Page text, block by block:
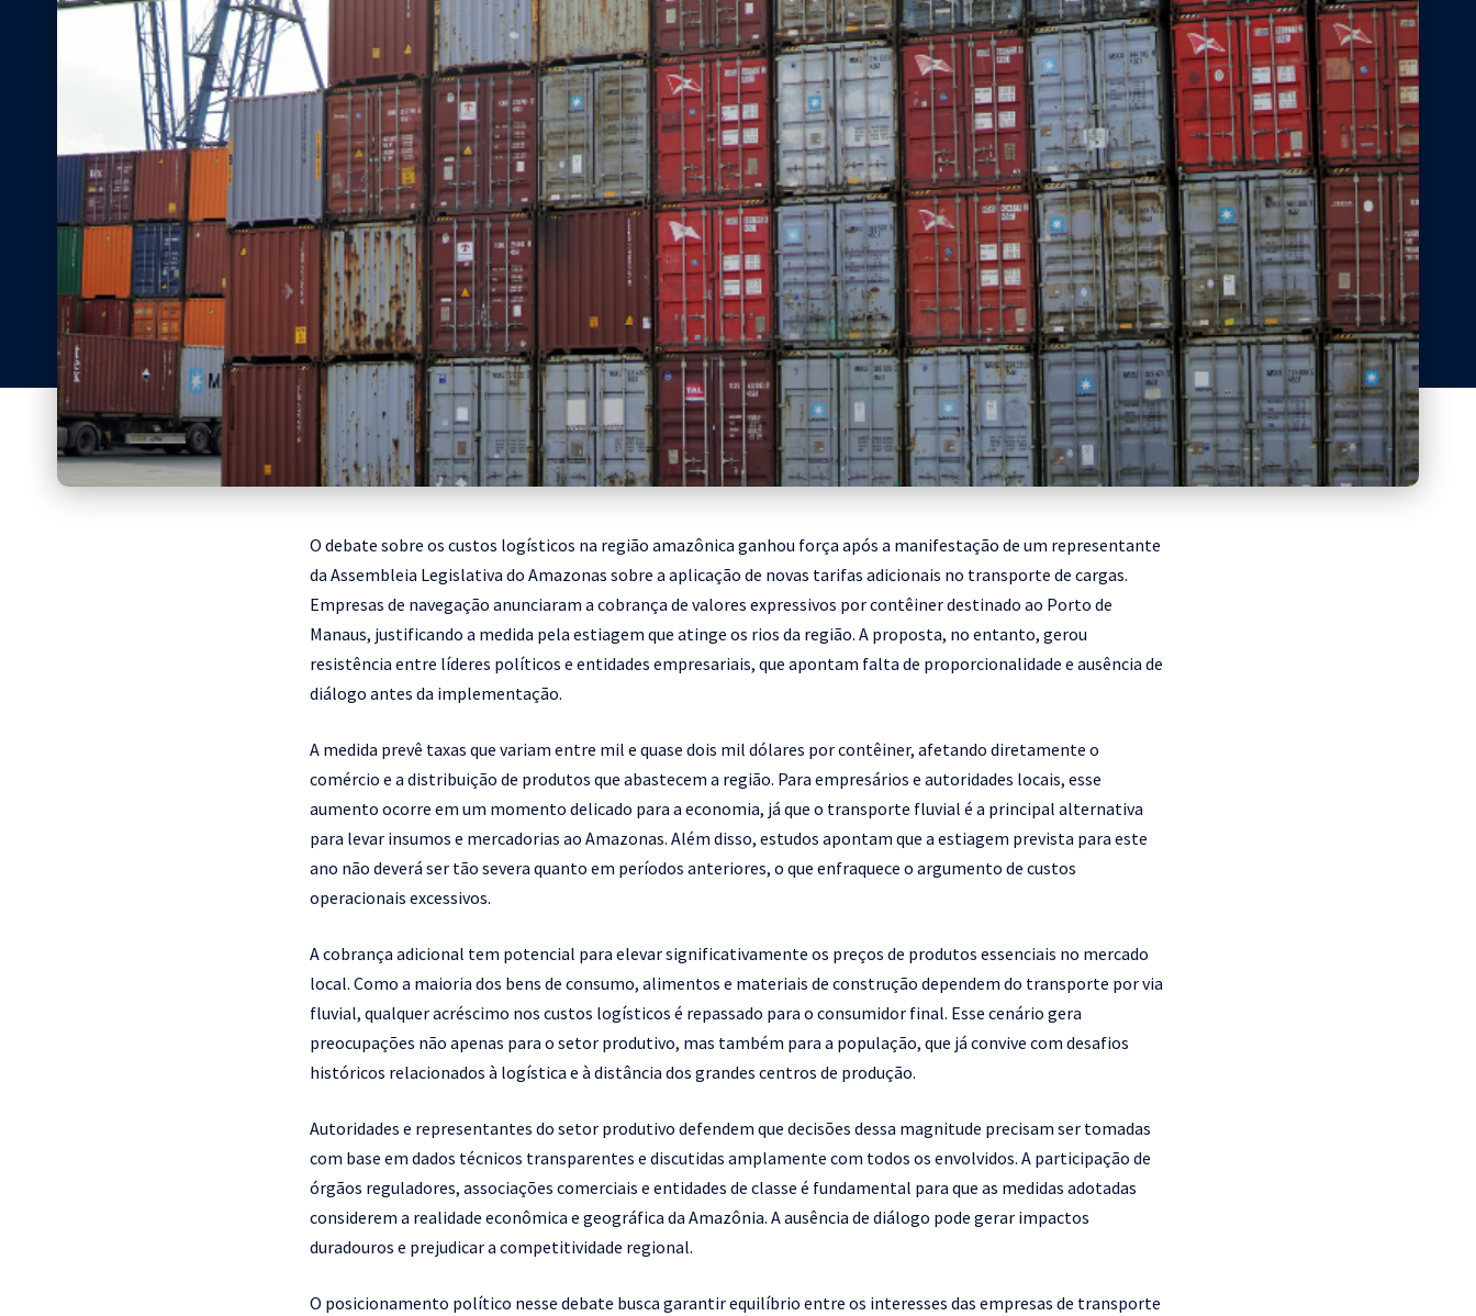
O debate sobre os custos logísticos na região amazônica ganhou força após a manifestação de um representante
da Assembleia Legislativa do Amazonas sobre a aplicação de novas tarifas adicionais no transporte de cargas.
Empresas de navegação anunciaram a cobrança de valores expressivos por contêiner destinado ao Porto de
Manaus, justificando a medida pela estiagem que atinge os rios da região. A proposta, no entanto, gerou
resistência entre líderes políticos e entidades empresariais, que apontam falta de proporcionalidade e ausência de
diálogo antes da implementação.
A medida prevê taxas que variam entre mil e quase dois mil dólares por contêiner, afetando diretamente o
comércio e a distribuição de produtos que abastecem a região. Para empresários e autoridades locais, esse
aumento ocorre em um momento delicado para a economia, já que o transporte fluvial é a principal alternativa
para levar insumos e mercadorias ao Amazonas. Além disso, estudos apontam que a estiagem prevista para este
ano não deverá ser tão severa quanto em períodos anteriores, o que enfraquece o argumento de custos
operacionais excessivos.
A cobrança adicional tem potencial para elevar significativamente os preços de produtos essenciais no mercado
local. Como a maioria dos bens de consumo, alimentos e materiais de construção dependem do transporte por via
fluvial, qualquer acréscimo nos custos logísticos é repassado para o consumidor final. Esse cenário gera
preocupações não apenas para o setor produtivo, mas também para a população, que já convive com desafios
históricos relacionados à logística e à distância dos grandes centros de produção.
Autoridades e representantes do setor produtivo defendem que decisões dessa magnitude precisam ser tomadas
com base em dados técnicos transparentes e discutidas amplamente com todos os envolvidos. A participação de
órgãos reguladores, associações comerciais e entidades de classe é fundamental para que as medidas adotadas
considerem a realidade econômica e geográfica da Amazônia. A ausência de diálogo pode gerar impactos
duradouros e prejudicar a competitividade regional.
O posicionamento político nesse debate busca garantir equilíbrio entre os interesses das empresas de transporte